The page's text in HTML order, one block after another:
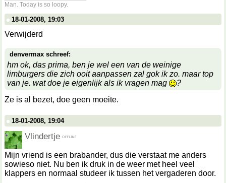
Man. Today is so loopy.
18-01-2008, 19:03
Verwijderd
denvermax schreef:
hm ok, das prima, ben je wel een van de weinige
limburgers die zich ooit aanpassen zal gok ik zo. maar top
van je. wat doe je eigenlijk als ik vragen mag
?
Ze is al bezet, doe geen moeite.
18-01-2008, 19:04
Vlindertje
Mijn vriend is een brabander, dus die verstaat me anders
sowieso niet. Nu ben ik druk in de weer met heel veel
klappers en normaal studeer ik tussen het vergaderen door.